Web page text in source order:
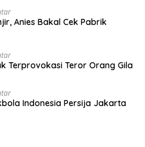
Anies Bakal Cek Pabrik
Terprovokasi Teror Orang Gila
Indonesia Persija Jakarta